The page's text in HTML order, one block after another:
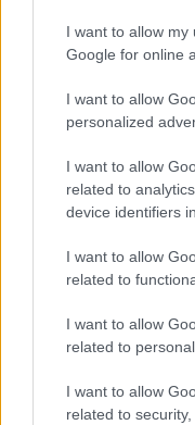
I want to allow
Google for online
I want to allow
personalized
I want to allow
related to
device identifiers
I want to allow
related to
I want to allow
related to
I want to allow
related to
- Romániai
felkérésekre
éneklés
ha minden nap